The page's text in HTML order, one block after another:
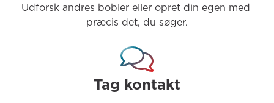
Udforsk andres bobler eller opret din egen med
præcis det, du søger.
Tag kontakt